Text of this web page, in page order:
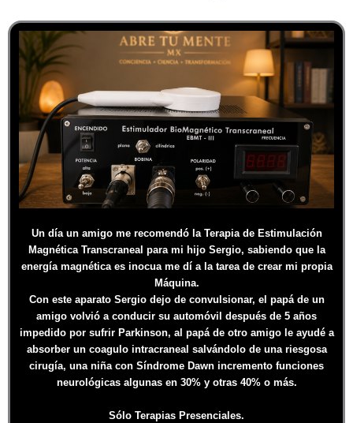
Un día un amigo me recomendó la Terapia de Estimulación
Magnética Transcraneal para mi hijo Sergio, sabiendo que la
energía magnética es inocua me dí a la tarea de crear mi propia
Máquina.
Con este aparato Sergio dejo de convulsionar, el papá de un
amigo volvió a conducir su automóvil después de 5 años
impedido por sufrir Parkinson, al papá de otro amigo le ayudé a
absorber un coagulo intracraneal salvándolo de una riesgosa
cirugía, una niña con Síndrome Dawn incremento funciones
neurológicas algunas en 30% y otras 40% o más.
Sólo Terapias Presenciales.